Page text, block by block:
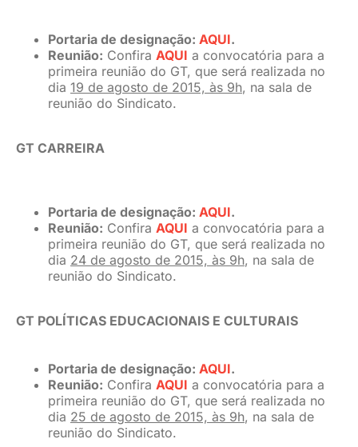
Portaria de designação: AQUI.
Reunião: Confira AQUI a convocatória para a
primeira reunião do GT, que será realizada no
dia 19 de agosto de 2015, às 9h, na sala de
reunião do Sindicato.
GT CARREIRA
Portaria de designação: AQUI.
Reunião: Confira AQUI a convocatória para a
primeira reunião do GT, que será realizada no
dia 24 de agosto de 2015, às 9h, na sala de
reunião do Sindicato.
GT POLÍTICAS EDUCACIONAIS E CULTURAIS
Portaria de designação: AQUI.
Reunião: Confira AQUI a convocatória para a
primeira reunião do GT, que será realizada no
dia 25 de agosto de 2015, às 9h, na sala de
reunião do Sindicato.